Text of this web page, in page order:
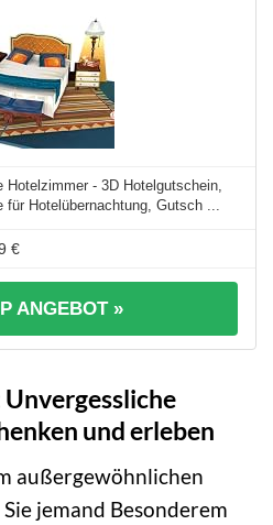
- 3D Hotelgutschein,
für Hotelübernachtung, Gutsch ...
€
ANGEBOT »
und erleben
außergewöhnlichen
jemand Besonderem